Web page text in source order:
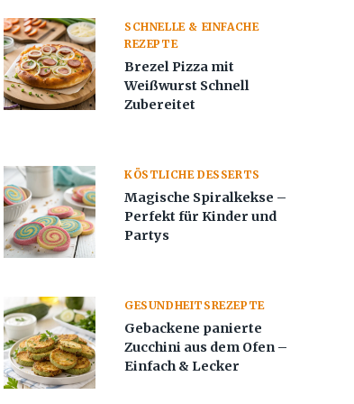
SCHNELLE & EINFACHE
REZEPTE
Brezel Pizza mit
Weißwurst Schnell
Zubereitet
KÖSTLICHE DESSERTS
Magische Spiralkekse –
Perfekt für Kinder und
Partys
GESUNDHEITSREZEPTE
Gebackene panierte
Zucchini aus dem Ofen –
Einfach & Lecker